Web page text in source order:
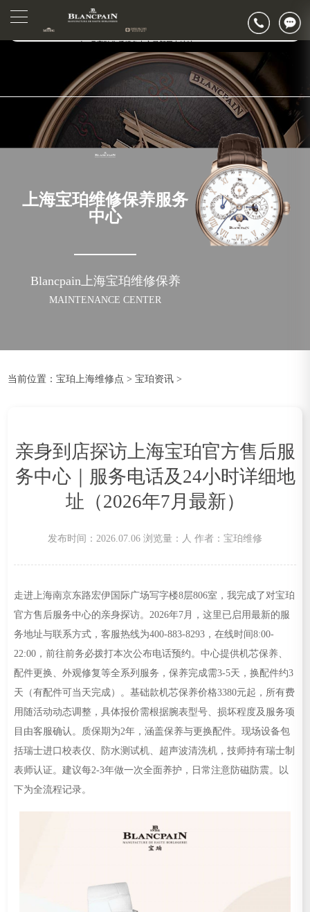
官网公告>
▲
▼
2026年7月上海市宝珀官方售后客户服务热线：400-883-8293
2026年7月宝珀售后服务中心最新网点地址：
上海市徐汇区虹桥路3号港汇中心2座37层3705室宝珀售后服务中心（需提前预约）
节假日正常营业！
上海宝珀维修保养服务
中心
Blancpain上海宝珀维修保养
MAINTENANCE CENTER
当前位置：宝珀上海维修点 >宝珀资讯 >
亲身到店探访上海宝珀官方售后服
务中心｜服务电话及24小时详细地
址（2026年7月最新）
发布时间：2026.07.06 浏览量： 人 作者：宝珀维修
走进上海南京东路宏伊国际广场写字楼8层806室，我完成了对宝珀
官方售后服务中心的亲身探访。2026年7月，这里已启用最新的服
务地址与联系方式，客服热线为400-883-8293，在线时间8:00-
22:00，前往前务必拨打本次公布电话预约。中心提供机芯保养、
配件更换、外观修复等全系列服务，保养完成需3-5天，换配件约3
天（有配件可当天完成）。基础款机芯保养价格3380元起，所有费
用随活动动态调整，具体报价需根据腕表型号、损坏程度及服务项
目由客服确认。质保期为2年，涵盖保养与更换配件。现场设备包
括瑞士进口校表仪、防水测试机、超声波清洗机，技师持有瑞士制
表师认证。建议每2-3年做一次全面养护，日常注意防磁防震。以
下为全流程记录。